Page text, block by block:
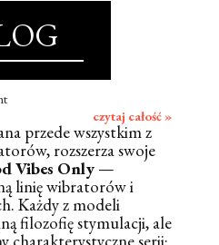
czytaj całość »
przede wszystkim z
rozszerza swoje
Vibes Only —
linię wibratorów i
Każdy z modeli
filozofię stymulacji, ale